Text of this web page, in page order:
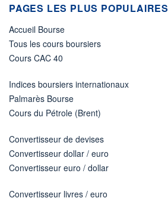
PAGES LES PLUS POPULAIRES
Accueil Bourse
Tous les cours boursiers
Cours CAC 40
Indices boursiers internationaux
Palmarès Bourse
Cours du Pétrole (Brent)
Convertisseur de devises
Convertisseur dollar / euro
Convertisseur euro / dollar
Convertisseur livres / euro